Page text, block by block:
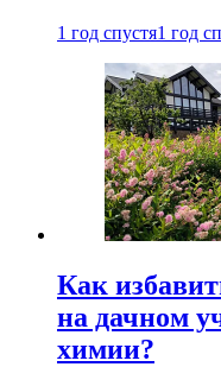
1 год спустя1 год
Как
на дачном
химии?